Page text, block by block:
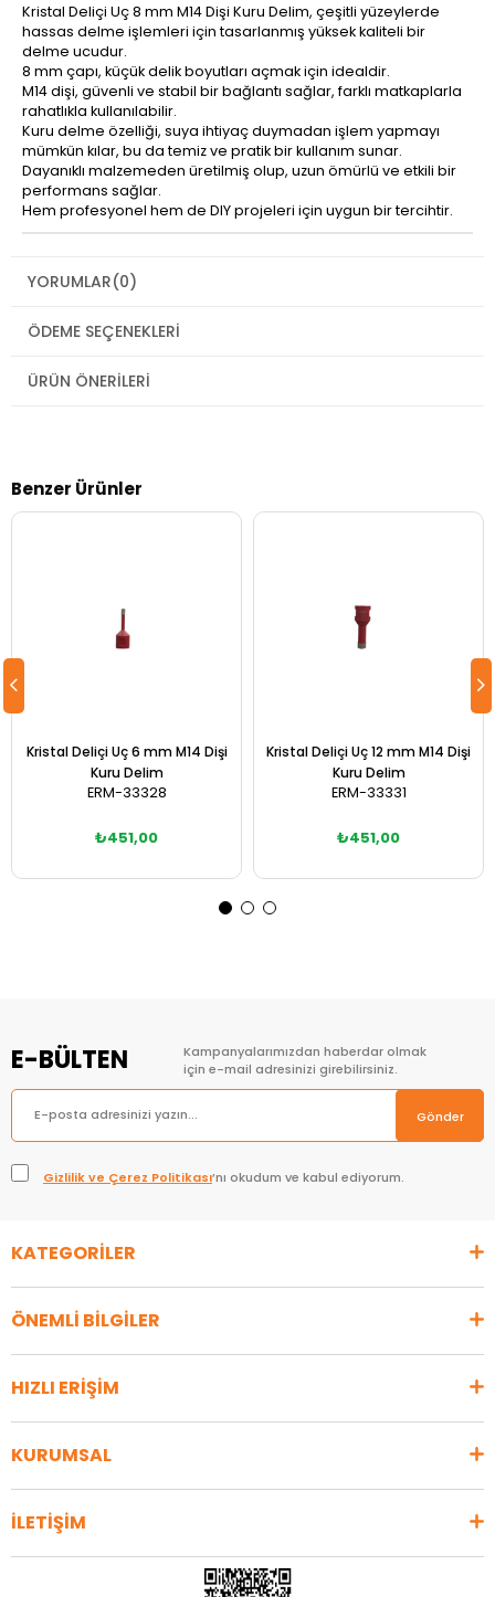
Kristal Deliçi Uç 8 mm M14 Dişi Kuru Delim, çeşitli yüzeylerde
hassas delme işlemleri için tasarlanmış yüksek kaliteli bir
delme ucudur.
8 mm çapı, küçük delik boyutları açmak için idealdir.
M14 dişi, güvenli ve stabil bir bağlantı sağlar, farklı matkaplarla
rahatlıkla kullanılabilir.
Kuru delme özelliği, suya ihtiyaç duymadan işlem yapmayı
mümkün kılar, bu da temiz ve pratik bir kullanım sunar.
Dayanıklı malzemeden üretilmiş olup, uzun ömürlü ve etkili bir
performans sağlar.
Hem profesyonel hem de DIY projeleri için uygun bir tercihtir.
YORUMLAR(0)
ÖDEME SEÇENEKLERI
ÜRÜN ÖNERILERI
Benzer Ürünler
Kristal Deliçi Uç 6 mm M14 Dişi
Kuru Delim
ERM-33328
₺451,00
Kristal Deliçi Uç 12 mm M14 Dişi
Kuru Delim
ERM-33331
₺451,00
E-BÜLTEN
Kampanyalarımızdan haberdar olmak
için e-mail adresinizi girebilirsiniz.
Gönder
Gizlilik ve Çerez Politikası’nı okudum ve kabul ediyorum.
KATEGORİLER
ÖNEMLİ BİLGİLER
HIZLI ERİŞİM
KURUMSAL
İLETİŞİM